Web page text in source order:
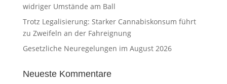
widriger Umstände am Ball
Trotz Legalisierung: Starker Cannabiskonsum führt
zu Zweifeln an der Fahreignung
Gesetzliche Neuregelungen im August 2026
Neueste Kommentare